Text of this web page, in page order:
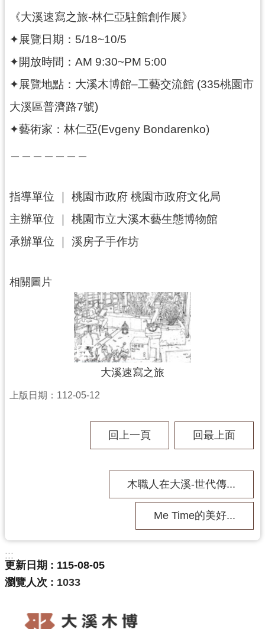
園
政
府
E
n
g
l
s
權
政
策
網
全
政
開
《大溪速寫之旅-林仁亞駐館創作展》
✦展覽日期：5/18~10/5
✦開放時間：AM 9:30~PM 5:00
✦展覽地點：大溪木博館–工藝交流館 (335桃園市
大溪區普濟路7號)
✦藝術家：林仁亞(Evgeny Bondarenko)
指導單位 ｜ 桃園市政府 桃園市政府文化局
主辦單位 ｜ 桃園市立大溪木藝生態博物館
承辦單位 ｜ 溪房子手作坊
相關圖片
大溪速寫之旅
上版日期：112-05-12
回上一頁 回最上面
木職人在大溪-世代傳...
Me Time的美好...
:::
更新日期
115-08-05
瀏覽人次
1033